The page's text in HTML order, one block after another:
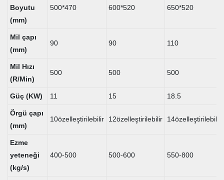
Boyutu
(mm)
500*470 600*520 650*520
Mil çapı
(mm)
90 90 110
Mil Hızı
(R/Min)
500 500 500
Güç (KW) 11 15 18.5
Örgü çapı
(mm)
10özelleştirilebilir 12özelleştirilebilir 14özelleştirilebilir
Ezme
yeteneği
(kg/s)
400-500 500-600 550-800